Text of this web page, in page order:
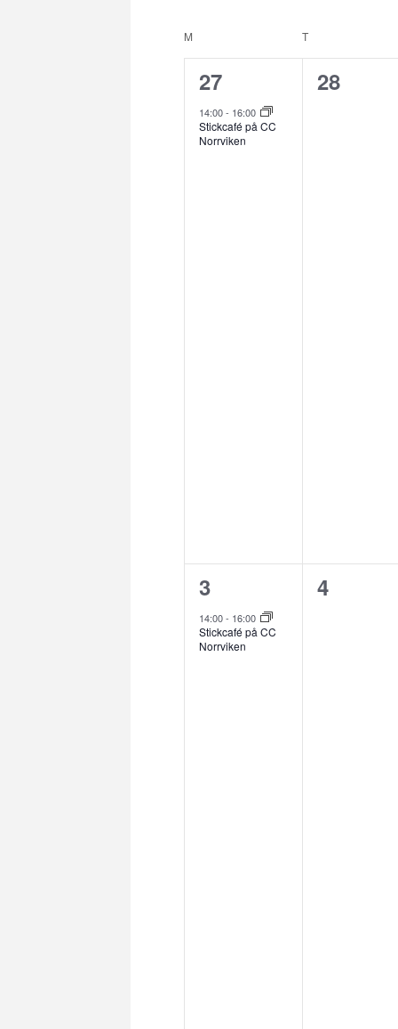
Kalender
Evenemang
M TTISDAG
1
evenemang,
27
14:00- 16:00
Stickcafé på CC
Norrviken
0
28
1
evenemang,
3
14:00- 16:00
Stickcafé på CC
Norrviken
0
4